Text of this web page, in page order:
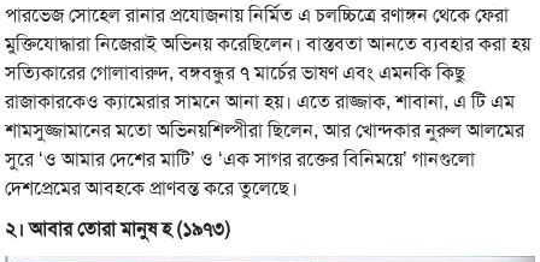
পারভেজ সোহেল রানার প্রযোজনায় নির্মিত এ চলচ্চিত্রে রণাঙ্গন থেকে ফেরা
মুক্তিযোদ্ধারা নিজেরাই অভিনয় করেছিলেন। বাস্তবতা আনতে ব্যবহার করা হয়
সত্যিকারের গোলাবারুদ, বঙ্গবন্ধুর ৭ মার্চের ভাষণ এবং এমনকি কিছু
রাজাকারকেও ক্যামেরার সামনে আনা হয়। এতে রাজ্জাক, শাবানা, এ টি এম
শামসুজ্জামানের মতো অভিনয়শিল্পীরা ছিলেন, আর খোন্দকার নুরুল আলমের
সুরে ‘ও আমার দেশের মাটি’ ও ‘এক সাগর রক্তের বিনিময়ে’ গানগুলো
দেশপ্রেমের আবহকে প্রাণবন্ত করে তুলেছে।
২। আবার তোরা মানুষ হ (১৯৭৩)